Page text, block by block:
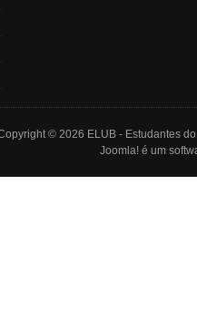
© 2026 ELUB - Estudantes
Joomla!é um